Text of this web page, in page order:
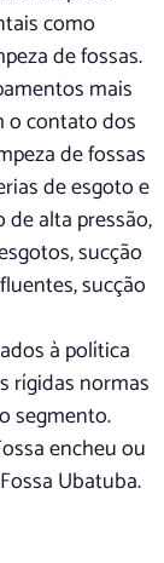
como
de fossas.
mais
o contato dos
de fossas
de esgoto e
alta pressão,
sucção
sucção
à política
rígidas normas
segmento.
encheu ou
Ubatuba.